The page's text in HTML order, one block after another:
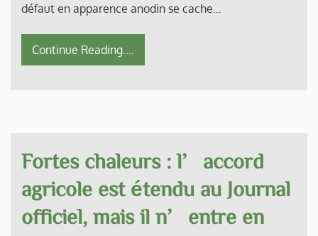
défaut en apparence anodin se cache…
Continue Reading....
Fortes chaleurs : l’accord
agricole est étendu au Journal
officiel, mais il n’entre en